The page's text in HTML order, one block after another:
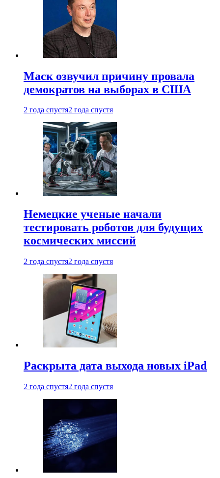
Маск озвучил причину провала
демократов на выборах в США
2 года спустя2 года спустя
Немецкие ученые начали
тестировать роботов для будущих
космических миссий
2 года спустя2 года спустя
Раскрыта дата выхода новых iPad
2 года спустя2 года спустя